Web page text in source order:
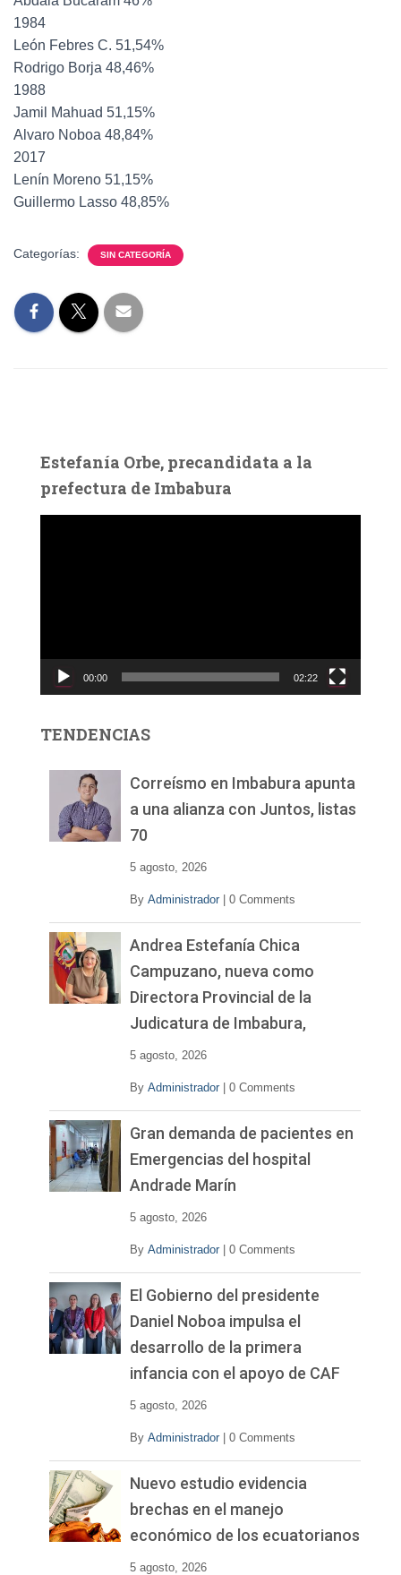
1984
León Febres C. 51,54%
Rodrigo Borja 48,46%
1988
Jamil Mahuad 51,15%
Alvaro Noboa 48,84%
2017
Lenín Moreno 51,15%
Guillermo Lasso 48,85%
Categorías: SIN CATEGORÍA
Estefanía Orbe, precandidata a la
prefectura de Imbabura
c
d
00:00 02:22
TENDENCIAS
Correísmo en Imbabura apunta
a una alianza con Juntos, listas
70
5 agosto, 2026
By Administrador 0 Comments
Andrea Estefanía Chica
Campuzano, nueva como
Directora Provincial de la
Judicatura de Imbabura,
5 agosto, 2026
By Administrador 0 Comments
Gran demanda de pacientes en
Emergencias del hospital
Andrade Marín
5 agosto, 2026
By Administrador 0 Comments
El Gobierno del presidente
Daniel Noboa impulsa el
desarrollo de la primera
infancia con el apoyo de CAF
5 agosto, 2026
By Administrador 0 Comments
Nuevo estudio evidencia
brechas en el manejo
económico de los ecuatorianos
5 agosto, 2026